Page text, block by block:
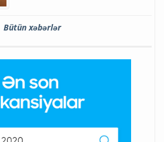
Bütün xəbərlər